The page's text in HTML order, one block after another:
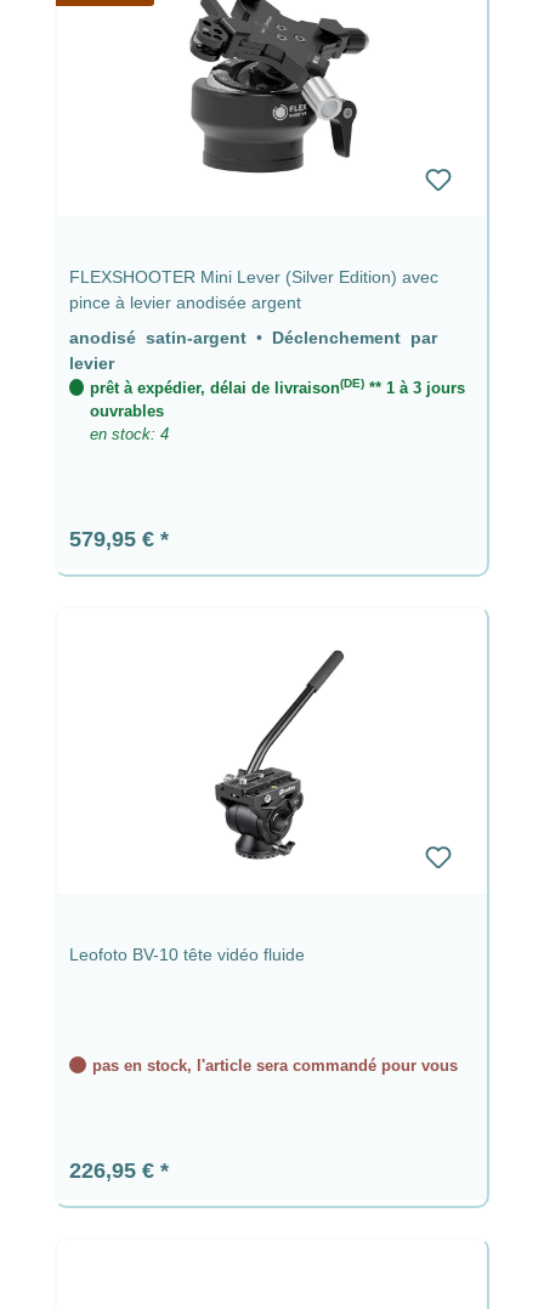
FLEXSHOOTER Mini Lever (Silver Edition) avec
pince à levier anodisée argent
anodisé satin-argent • Déclenchement par
levier
prêt à expédier, délai de livraison(DE)** 1 à 3 jours
ouvrables
en stock: 4
Prix régulier :
579,95 €
Leofoto BV-10 tête vidéo fluide
pas en stock, l'article sera commandé pour vous
Prix régulier :
226,95 €